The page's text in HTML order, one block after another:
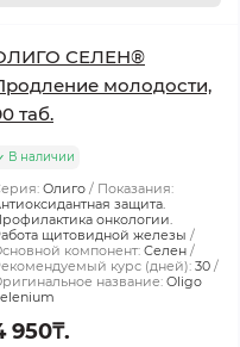
СЕЛЕН®
молодости,
таб.
В наличии
Олиго
Показания:
защита.
онкологии.
щитовидной железы
компонент: Селен
курс (дней): 30
название: Oligo
950₸.